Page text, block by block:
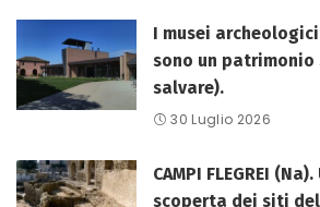
I musei
sono un
salvare).
30 Luglio 2026
CAMPI FLEGREI
scoperta dei siti del